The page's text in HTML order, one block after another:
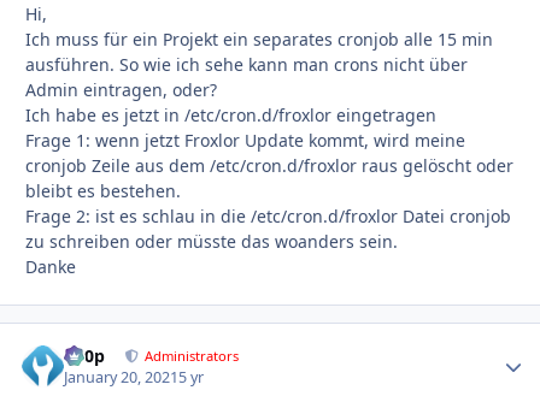
Hi,
Ich muss für ein Projekt ein separates cronjob alle 15 min
ausführen. So wie ich sehe kann man crons nicht über
Admin eintragen, oder?
Ich habe es jetzt in /etc/cron.d/froxlor eingetragen
Frage 1: wenn jetzt Froxlor Update kommt, wird meine
cronjob Zeile aus dem /etc/cron.d/froxlor raus gelöscht oder
bleibt es bestehen.
Frage 2: ist es schlau in die /etc/cron.d/froxlor Datei cronjob
zu schreiben oder müsste das woanders sein.
Danke
d00p Administrators
January 20, 20215 yr